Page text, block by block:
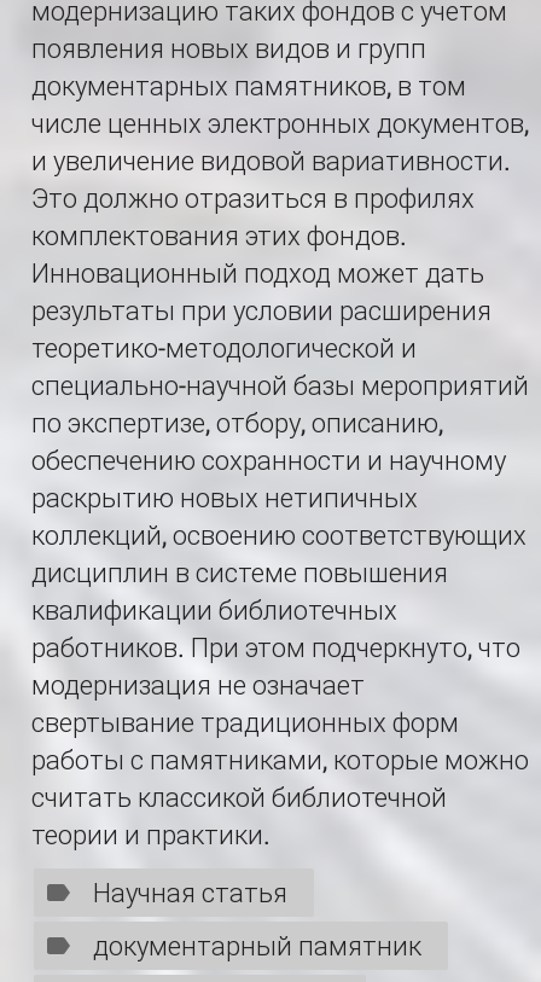
модернизацию таких фондов с учетом
появления новых видов и групп
документарных памятников, в том
числе ценных электронных документов,
и увеличение видовой вариативности.
Это должно отразиться в профилях
комплектования этих фондов.
Инновационный подход может дать
результаты при условии расширения
теоретико-методологической и
специально-научной базы мероприятий
по экспертизе, отбору, описанию,
обеспечению сохранности и научному
раскрытию новых нетипичных
коллекций, освоению соответствующих
дисциплин в системе повышения
квалификации библиотечных
работников. При этом подчеркнуто, что
модернизация не означает
свертывание традиционных форм
работы с памятниками, которые можно
считать классикой библиотечной
теории и практики.
Научная статья
документарный памятник